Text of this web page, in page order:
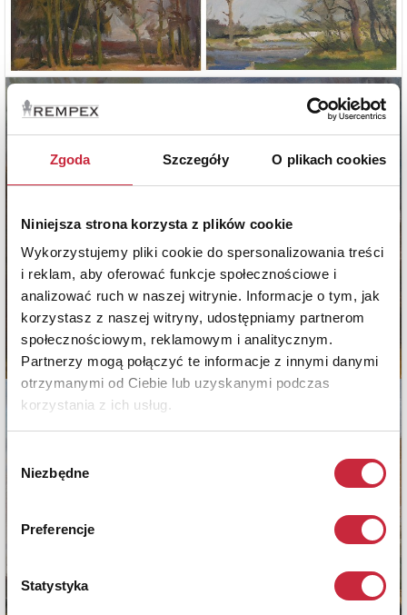
Zgoda Szczegóły O plikach cookies
Niniejsza strona korzysta z plików cookie
Wykorzystujemy pliki cookie do spersonalizowania treści
i reklam, aby oferować funkcje społecznościowe i
analizować ruch w naszej witrynie. Informacje o tym, jak
korzystasz z naszej witryny, udostępniamy partnerom
społecznościowym, reklamowym i analitycznym.
Partnerzy mogą połączyć te informacje z innymi danymi
otrzymanymi od Ciebie lub uzyskanymi podczas
korzystania z ich usług.
zgody
Niezbędne
Preferencje
Statystyka